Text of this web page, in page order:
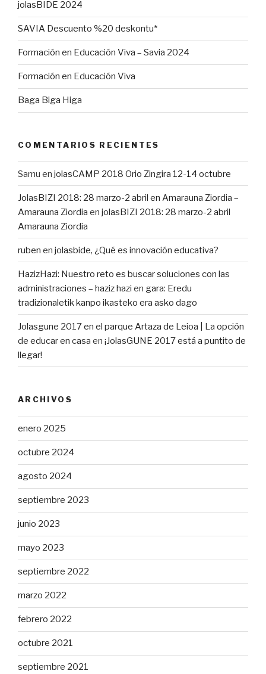
jolasBIDE 2024
SAVIA Descuento %20 deskontu*
Formación en Educación Viva – Savia 2024
Formación en Educación Viva
Baga Biga Higa
COMENTARIOS RECIENTES
Samu en jolasCAMP 2018 Orio Zingira 12-14 octubre
JolasBIZI 2018: 28 marzo-2 abril en Amarauna Ziordia –
Amarauna Ziordia en jolasBIZI 2018: 28 marzo-2 abril
Amarauna Ziordia
ruben en jolasbide, ¿Qué es innovación educativa?
HazizHazi: Nuestro reto es buscar soluciones con las
administraciones – haziz hazi en gara: Eredu
tradizionaletik kanpo ikasteko era asko dago
Jolasgune 2017 en el parque Artaza de Leioa | La opción
de educar en casa en ¡JolasGUNE 2017 está a puntito de
llegar!
ARCHIVOS
enero 2025
octubre 2024
agosto 2024
septiembre 2023
junio 2023
mayo 2023
septiembre 2022
marzo 2022
febrero 2022
octubre 2021
septiembre 2021